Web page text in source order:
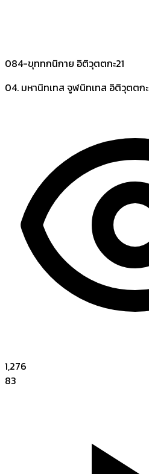
084-ขุททกนิกาย อิติวุตตกะ21
04. มหานิทเทส จูฬนิทเทส อิติวุตตกะ
1,276
83